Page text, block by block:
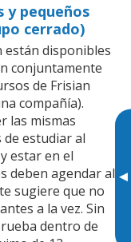
▸
y pequeños
cerrado)
están disponibles
conjuntamente
de Frisian
compañía).
las mismas
de estudiar al
estar en el
deben agendar al
sugiere que no
a la vez. Sin
dentro de